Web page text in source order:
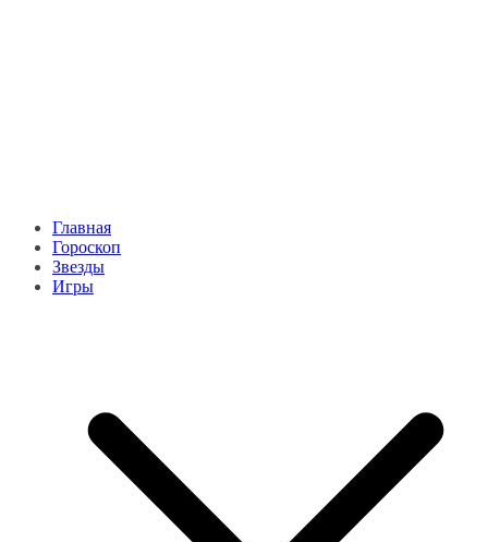
Главная
Гороскоп
Звезды
Игры